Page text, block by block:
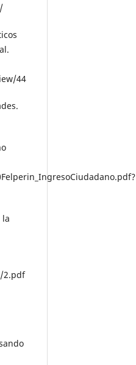
44
la
2.pdf